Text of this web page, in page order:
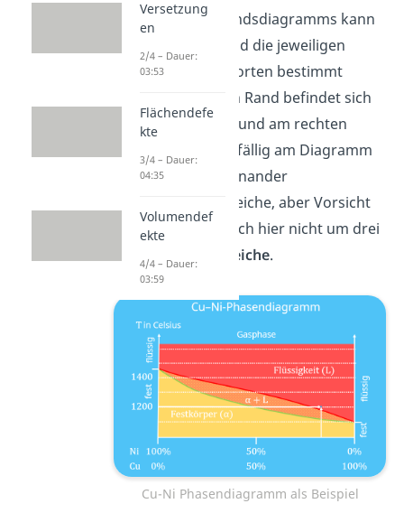
Hilfe dieses Zustandsdiagramms kann
dann die Phase und die jeweiligen
Anteile der Atomsorten bestimmt
werden. Am linken Rand befindet sich
hier reinesNickel
und am rechten
. Auffällig am Diagramm
sind die drei voneinander
abgetrennten Bereiche, aber Vorsicht
denn es handelt sich hier nicht um drei
verschiedene
Bereiche.
Cu-Ni Phasendiagramm als Beispiel
Versetzung
en
2/4 – Dauer:
03:53
Flächendefe
kte
3/4 – Dauer:
04:35
Volumendef
ekte
4/4 – Dauer:
03:59